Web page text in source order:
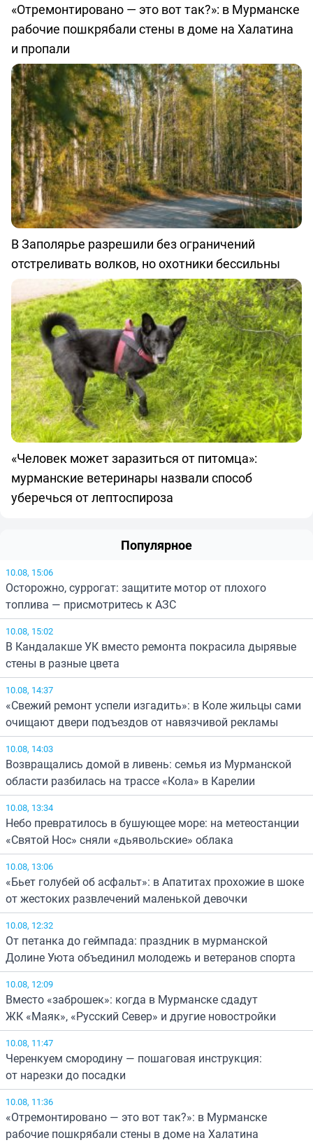
«Отремонтировано — это вот так?»: в Мурманске
рабочие пошкрябали стены в доме на Халатина
и пропали
В Заполярье разрешили без ограничений
отстреливать волков, но охотники бессильны
«Человек может заразиться от питомца»:
мурманские ветеринары назвали способ
уберечься от лептоспироза
Популярное
10.08, 15:06
Осторожно, суррогат: защитите мотор от плохого
топлива — присмотритесь к АЗС
10.08, 15:02
В Кандалакше УК вместо ремонта покрасила дырявые
стены в разные цвета
10.08, 14:37
«Свежий ремонт успели изгадить»: в Коле жильцы сами
очищают двери подъездов от навязчивой рекламы
10.08, 14:03
Возвращались домой в ливень: семья из Мурманской
области разбилась на трассе «Кола» в Карелии
10.08, 13:34
Небо превратилось в бушующее море: на метеостанции
«Святой Нос» сняли «дьявольские» облака
10.08, 13:06
«Бьет голубей об асфальт»: в Апатитах прохожие в шоке
от жестоких развлечений маленькой девочки
10.08, 12:32
От петанка до геймпада: праздник в мурманской
Долине Уюта объединил молодежь и ветеранов спорта
10.08, 12:09
Вместо «заброшек»: когда в Мурманске сдадут
ЖК «Маяк», «Русский Север» и другие новостройки
10.08, 11:47
Черенкуем смородину — пошаговая инструкция:
от нарезки до посадки
10.08, 11:36
«Отремонтировано — это вот так?»: в Мурманске
рабочие пошкрябали стены в доме на Халатина